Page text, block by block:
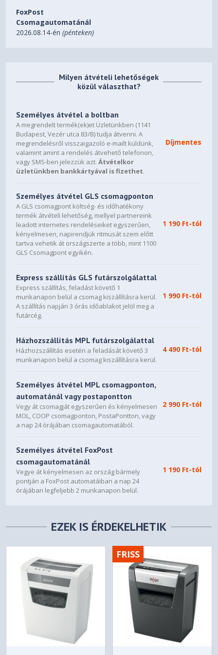
papírkiadás túl sok papír betöltése esetén
• Folyamatos működési idő: 6 perc – ideális alkalmankénti
használatra; LED fényjelzés, ha az iratmegsemmisítőnek
iratmegsemmisítő, könnyen üríthető 23 literes
papírkosárral – 225 lap megsemmisítéséhez
• Tűzőkapcsok és gémkapcsok megsemmisítésére is
alkalmas
FoxPost
Csomagautomatánál
2026.08.14-én(pénteken)
Milyen átvételi lehetőségek
közül választhat?
Személyes átvétel a boltban
A megrendelt termék(ek)et Üzletünkben (1141
Budapest, Vezér utca 83/B) tudja átvenni. A
megrendelésről visszaigazoló e-mailt küldünk,
valamint amint a rendelés átvehető telefonon,
vagy SMS-ben jelezzük azt.Átvételkor
üzletünkben bankkártyával is fizethet.
Díjmentes
Személyes átvétel GLS csomagponton
A GLS csomagpont költség- és időhatékony
termék átvételi lehetőség, mellyel partnereink
leadott internetes rendeléseiket egyszerűen,
kényelmesen, napirendjük ritmusát szem előtt
tartva vehetik át országszerte a több, mint 1100
GLS Csomagpont egyikén.
1 190 Ft-tól
Express szállítás GLS futárszolgálattal
Express szállítás, feladást követő 1
munkanapon belül a csomag kiszállításra kerül.
A szállítás napján 3 órás időablakot jelöl meg a
futárcég.
1 990 Ft-tól
Házhozszállítás MPL futárszolgálattal
Házhozszállítás esetén a feladását követő 3
munkanapon belül a csomag kiszállításra kerül.
4 490 Ft-tól
Személyes átvétel MPL csomagponton,
automatánál vagy postapontton
Vegy át csomagját egyszerűen és kényelmesen
MOL, COOP csomagponton, PostaPontton, vagy
a nap 24 órájában csomagautomatából.
2 990 Ft-tól
Személyes átvétel FoxPost
csomagautomatánál
Vegye át kényelmesen az ország bármely
pontján a FoxPost automatáiban a nap 24
órájában legfeljebb 2 munkanapon belül.
1 190 Ft-tól
EZEK IS ÉRDEKELHETIK
FRISS